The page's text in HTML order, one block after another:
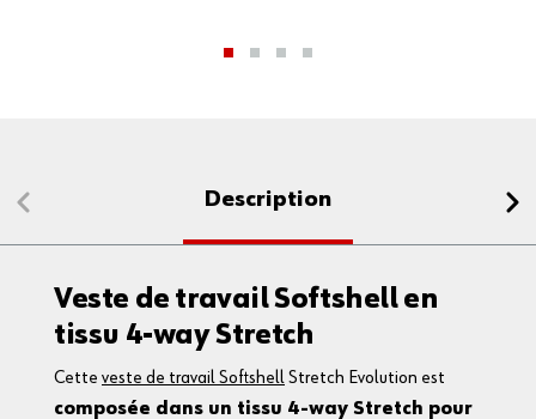
Description
Veste de travail Softshell en
tissu 4-way Stretch
Cette veste de travail SoftshellStretch Evolution est
composée dans un tissu 4-way Stretch pour